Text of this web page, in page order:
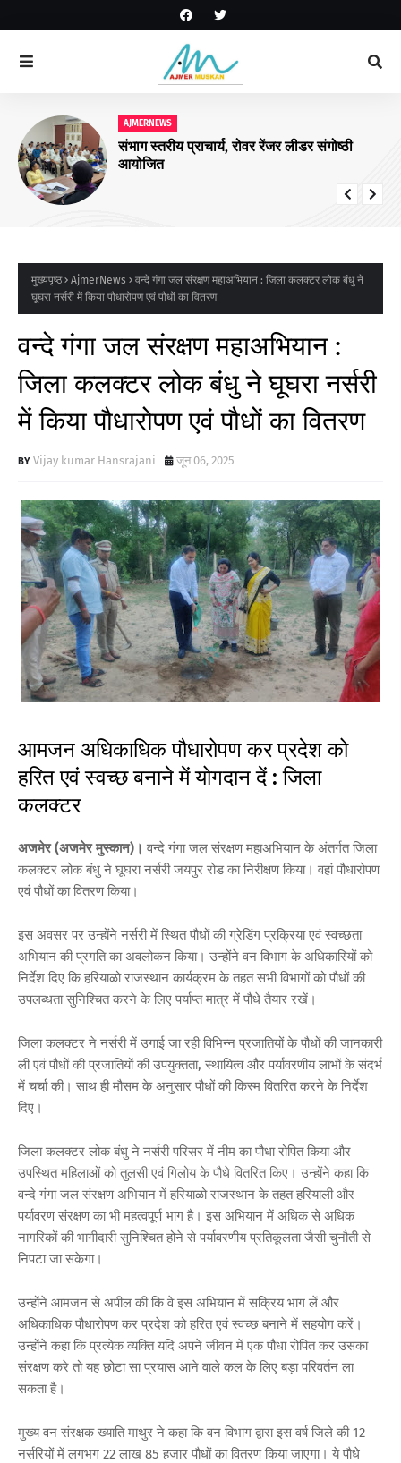
AJMERNEWS
संभाग स्तरीय प्राचार्य, रोवर रेंजर लीडर संगोष्ठी
आयोजित
मुख्यपृष्ठ AjmerNews
वन्दे गंगा जल संरक्षण महाअभियान : जिला कलक्टर लोक बंधु ने
घूघरा नर्सरी में किया पौधारोपण एवं पौधों का वितरण
वन्दे गंगा जल संरक्षण महाअभियान :
जिला कलक्टर लोक बंधु ने घूघरा नर्सरी
में किया पौधारोपण एवं पौधों का वितरण
Vijay kumar Hansrajani जून 06, 2025
आमजन अधिकाधिक पौधारोपण कर प्रदेश को
हरित एवं स्वच्छ बनाने में योगदान दें : जिला
कलक्टर
अजमेर (अजमेर मुस्कान)। वन्दे गंगा जल संरक्षण महाअभियान के अंतर्गत जिला
कलक्टर लोक बंधु ने घूघरा नर्सरी जयपुर रोड का निरीक्षण किया। वहां पौधारोपण
एवं पौधों का वितरण किया।
इस अवसर पर उन्होंने नर्सरी में स्थित पौधों की ग्रेडिंग प्रक्रिया एवं स्वच्छता
अभियान की प्रगति का अवलोकन किया। उन्होंने वन विभाग के अधिकारियों को
निर्देश दिए कि हरियाळो राजस्थान कार्यक्रम के तहत सभी विभागों को पौधों की
उपलब्धता सुनिश्चित करने के लिए पर्याप्त मात्र में पौधे तैयार रखें।
जिला कलक्टर ने नर्सरी में उगाई जा रही विभिन्न प्रजातियों के पौधों की जानकारी
ली एवं पौधों की प्रजातियों की उपयुक्तता, स्थायित्व और पर्यावरणीय लाभों के संदर्भ
में चर्चा की। साथ ही मौसम के अनुसार पौधों की किस्म वितरित करने के निर्देश
दिए।
जिला कलक्टर लोक बंधु ने नर्सरी परिसर में नीम का पौधा रोपित किया और
उपस्थित महिलाओं को तुलसी एवं गिलोय के पौधे वितरित किए। उन्होंने कहा कि
वन्दे गंगा जल संरक्षण अभियान में हरियाळो राजस्थान के तहत हरियाली और
पर्यावरण संरक्षण का भी महत्वपूर्ण भाग है। इस अभियान में अधिक से अधिक
नागरिकों की भागीदारी सुनिश्चित होने से पर्यावरणीय प्रतिकूलता जैसी चुनौती से
निपटा जा सकेगा।
उन्होंने आमजन से अपील की कि वे इस अभियान में सक्रिय भाग लें और
अधिकाधिक पौधारोपण कर प्रदेश को हरित एवं स्वच्छ बनाने में सहयोग करें।
उन्होंने कहा कि प्रत्येक व्यक्ति यदि अपने जीवन में एक पौधा रोपित कर उसका
संरक्षण करे तो यह छोटा सा प्रयास आने वाले कल के लिए बड़ा परिवर्तन ला
सकता है।
मुख्य वन संरक्षक ख्याति माथुर ने कहा कि वन विभाग द्वारा इस वर्ष जिले की 12
नर्सरियों में लगभग 22 लाख 85 हजार पौधों का वितरण किया जाएगा। ये पौधे